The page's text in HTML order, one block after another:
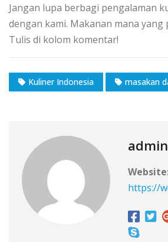
Jangan lupa berbagi pengalaman
dengan kami. Makanan mana yang
Tulis di kolom komentar!
Kuliner Indonesia masakan
admin
https://